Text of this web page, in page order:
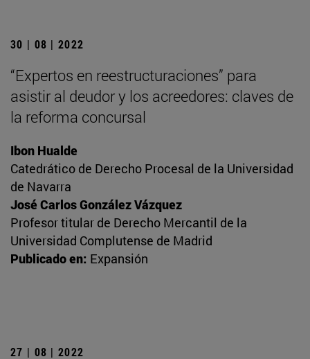
30 | 08 | 2022
“Expertos en reestructuraciones” para
asistir al deudor y los acreedores: claves de
la reforma concursal
Ibon Hualde
Catedrático de Derecho Procesal de la Universidad
de Navarra
José Carlos González Vázquez
Profesor titular de Derecho Mercantil de la
Universidad Complutense de Madrid
Publicado en: Expansión
27 | 08 | 2022